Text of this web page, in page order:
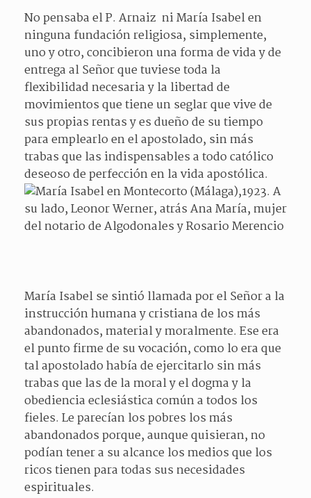
No pensaba el P. Arnaiz ni María Isabel en
ninguna fundación religiosa, simplemente,
uno y otro, concibieron una forma de vida y de
entrega al Señor que tuviese toda la
flexibilidad necesaria y la libertad de
movimientos que tiene un seglar que vive de
sus propias rentas y es dueño de su tiempo
para emplearlo en el apostolado, sin más
trabas que las indispensables a todo católico
deseoso de perfección en la vida apostólica.
María Isabel se sintió llamada por el Señor a la
instrucción humana y cristiana de los más
abandonados, material y moralmente. Ese era
el punto firme de su vocación, como lo era que
tal apostolado había de ejercitarlo sin más
trabas que las de la moral y el dogma y la
obediencia eclesiástica común a todos los
fieles. Le parecían los pobres los más
abandonados porque, aunque quisieran, no
podían tener a su alcance los medios que los
ricos tienen para todas sus necesidades
espirituales.